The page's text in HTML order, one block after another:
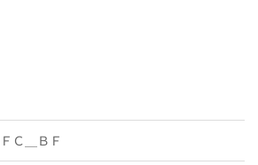
Ｃ＿ＢＦ